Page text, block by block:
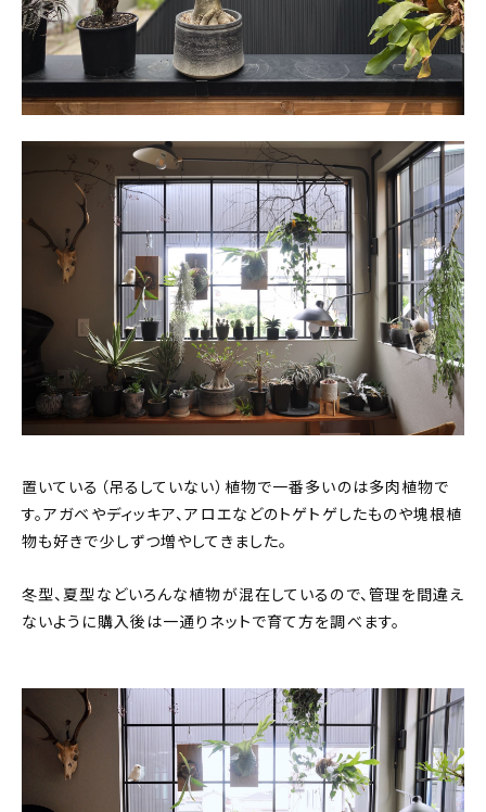
置いている（吊るしていない）植物で一番多いのは多肉植物で
す。アガベやディッキア、アロエなどのトゲトゲしたものや塊根植
物も好きで少しずつ増やしてきました。
冬型、夏型などいろんな植物が混在しているので、管理を間違え
ないように購入後は一通りネットで育て方を調べます。